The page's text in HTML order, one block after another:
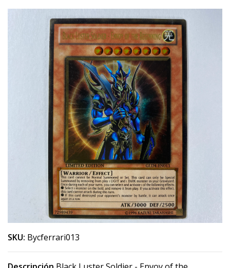
SKU: Bycferrari013